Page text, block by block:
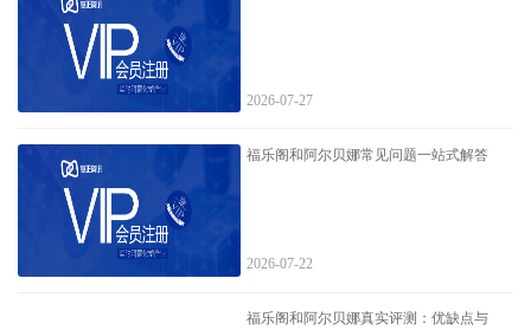
2026-07-27
福乐阁和阿尔贝娜常见问题一站式解答
2026-07-22
福乐阁和阿尔贝娜真实评测：优缺点与